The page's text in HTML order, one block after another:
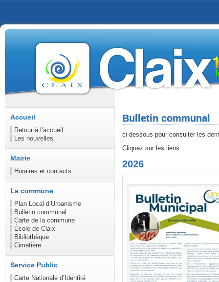
Accueil
Retour à l’accueil
Les nouvelles
Mairie
Horaires et contacts
La commune
Plan Local d’Urbanisme
Bulletin communal
Carte de la commune
École de Claix
Bibliothèque
Cimetière
Service Public
Carte Nationale d’Identité
Bulletin communal
ci-dessous pour consulter les
Cliquez sur les liens
2026